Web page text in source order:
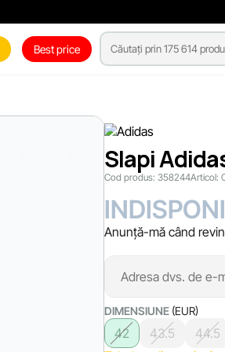
Best price
Slapi
Cod produs: 358244Articol:
Anunță-mă când
DIMENSIUNE (EUR)
42 43.5 44.5